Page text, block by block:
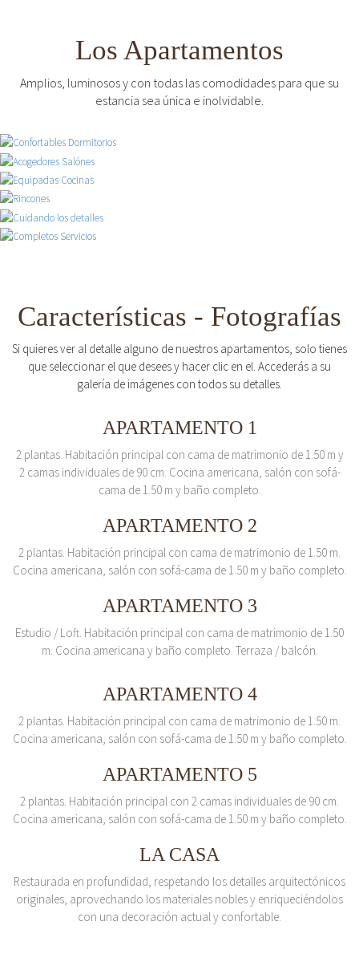
Los Apartamentos
Amplios, luminosos y con todas las comodidades para que su
estancia sea única e inolvidable.
Características - Fotografías
Si quieres ver al detalle alguno de nuestros apartamentos, solo tienes
que seleccionar el que desees y hacer clic en el. Accederás a su
galería de imágenes con todos su detalles.
APARTAMENTO 1
2 plantas. Habitación principal con cama de matrimonio de 1.50 m y
2 camas individuales de 90 cm. Cocina americana, salón con sofá-
cama de 1.50 m y baño completo.
APARTAMENTO 2
2 plantas. Habitación principal con cama de matrimonio de 1.50 m.
Cocina americana, salón con sofá-cama de 1.50 m y baño completo.
APARTAMENTO 3
Estudio / Loft. Habitación principal con cama de matrimonio de 1.50
m. Cocina americana y baño completo. Terraza / balcón.
APARTAMENTO 4
2 plantas. Habitación principal con cama de matrimonio de 1.50 m.
Cocina americana, salón con sofá-cama de 1.50 m y baño completo.
APARTAMENTO 5
2 plantas. Habitación principal con 2 camas individuales de 90 cm.
Cocina americana, salón con sofá-cama de 1.50 m y baño completo.
LA CASA
Restaurada en profundidad, respetando los detalles arquitectónicos
originales, aprovechando los materiales nobles y enriqueciéndolos
con una decoración actual y confortable.